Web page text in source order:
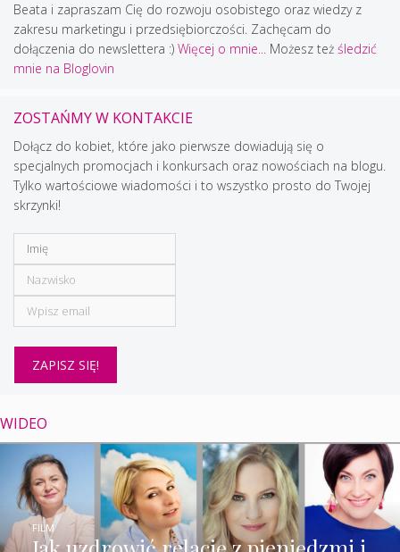
Beata i zapraszam Cię do rozwoju osobistego oraz wiedzy z
zakresu marketingu i przedsiębiorczości. Zachęcam do
dołączenia do newslettera :) Więcej o mnie... Możesz też śledzić
mnie na Bloglovin
ZOSTAŃMY W KONTAKCIE
Dołącz do kobiet, które jako pierwsze dowiadują się o
specjalnych promocjach i konkursach oraz nowościach na blogu.
Tylko wartościowe wiadomości i to wszystko prosto do Twojej
skrzynki!
WIDEO
FILM